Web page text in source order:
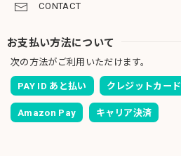
CONTACT
お支払い方法について
次の方法がご利用いただけます。
PAY ID あと払い クレジットカード
Amazon Pay キャリア決済